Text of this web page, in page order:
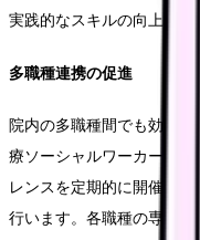
実践的なスキルの向上を図
多職種連携の促進
院内の多職種間でも効果
療ソーシャルワーカー、
レンスを定期的に開催し
行います。各職種の専門